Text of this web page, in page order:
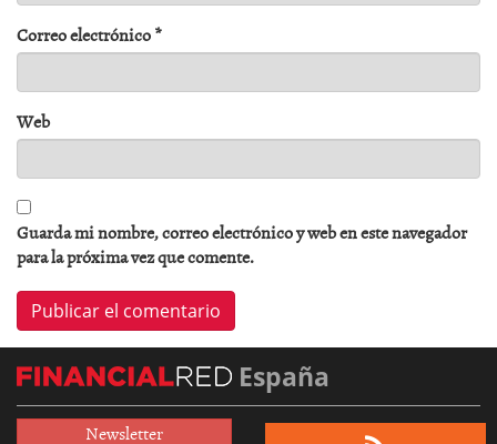
Correo electrónico*
Web
Guarda mi nombre, correo electrónico y web en este navegador
para la próxima vez que comente.
España
Newsletter